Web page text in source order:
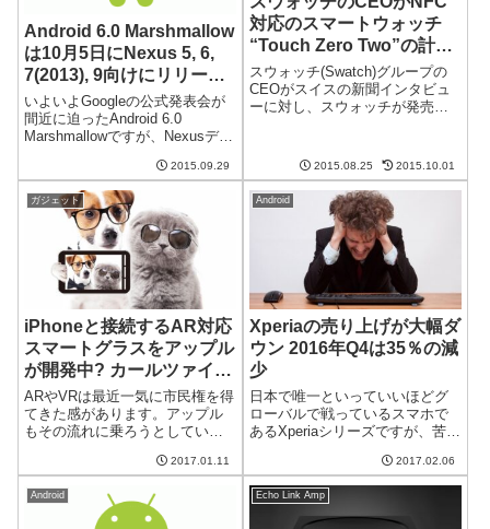
Android 6.0 Marshmallow
は10月5日にNexus 5, 6,
7(2013), 9向けにリリース
される
いよいよGoogleの公式発表会が
間近に迫ったAndroid 6.0
Marshmallowですが、Nexusデバ
るそうです。様々な新機能が搭
載されるMarshmallowですが、果
たしてスムーズに立ち上がる...
2015.09.29
対応のスマートウォッチ
“Touch Zero Two”の計画
を発表
スウォッチ(Swatch)グループの
CEOがスイスの新聞インタビュ
ーに対し、スウォッチが発売す
NFCによる支払い(おサイフケー
タイのような)が含まれていると
のことです。さらに、「Appl...
2015.08.25 2015.10.01
ガジェット
iPhoneと接続するAR対応
スマートグラスをアップル
が開発中? カールツァイス
との協業
ARやVRは最近一気に市民権を得
てきた感があります。アップル
もその流れに乗ろうとしている
ス(眼鏡型デバイス)を開発してい
相手はカメラ用レンズで有名な
カールツァイス社だとか。
2017.01.11
Android
Xperiaの売り上げが大幅ダ
ウン 2016年Q4は35％の減
少
日本で唯一といっていいほどグ
ローバルで戦っているスマホで
あるXperiaシリーズですが、苦境
第4四半期の売り上げ台数は2015
年と比べて35％も減少したそう
です。2016年第4四半期の出荷台
数は510万台An...
2017.02.06
Android Echo Link Amp